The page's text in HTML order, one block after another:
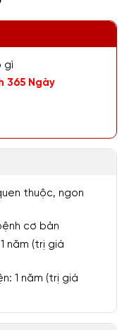
gì
365 Ngày
thuộc, ngon
cơ bản
năm (trị giá
1 năm (trị giá